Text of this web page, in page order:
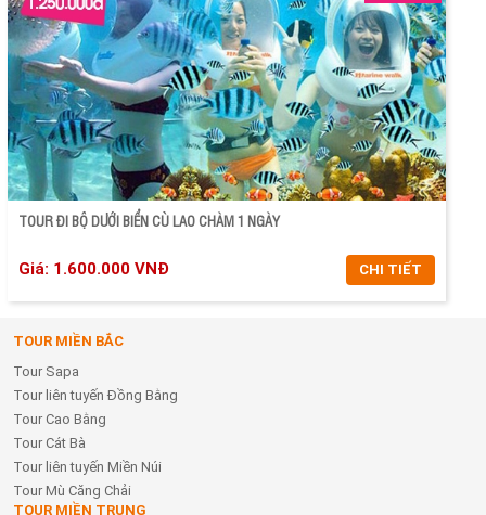
CHI TIẾT
ĐẶT TOUR
TOUR ĐI BỘ DƯỚI BIỂN CÙ LAO CHÀM 1 NGÀY
Giá: 1.600.000 VNĐ CHI TIẾT
TOUR MIỀN BẮC
Tour Sapa
Tour liên tuyến Đồng Bằng
Tour Cao Bằng
Tour Cát Bà
Tour liên tuyến Miền Núi
Tour Mù Căng Chải
TOUR MIỀN TRUNG